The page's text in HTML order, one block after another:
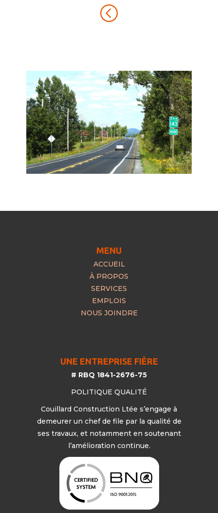
MENU
ACCUEIL
À PROPOS
SERVICES
EMPLOIS
NOUS JOINDRE
UNE ENTREPRISE FIÈRE
# RBQ 1841-2676-75
POLITIQUE QUALITÉ
Couillard Construction Ltée s’engage à
demeurer un chef de file par la qualité de
ses travaux, et notamment en soutenant
l’amélioration continue.